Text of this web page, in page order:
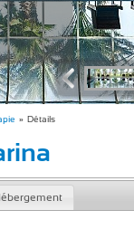
» Détails